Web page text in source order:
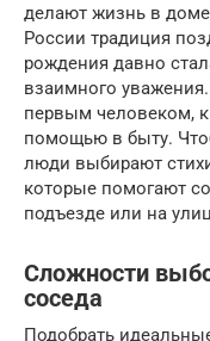
делают жизнь в
России традиция
рождения давно
взаимного
первым человеком,
помощью в быту.
люди выбирают
которые помогают
подъезде или на
Сложности
соседа
Подобрать